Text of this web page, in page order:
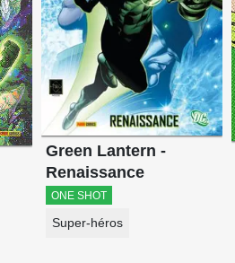
Green Lantern -
Renaissance
ONE SHOT
Super-héros